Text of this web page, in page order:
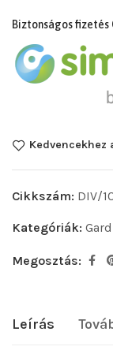
Biztonságos fizetés
Kedvencekhez
Cikkszám: DIV/
Kategóriák:
Megosztás:
Leírás